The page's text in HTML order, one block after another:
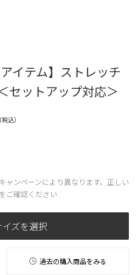
イテム】ストレッチ
セットアップ対応＞
（税込）
ンペーンにより異なります。正しい
ご確認ください
ズを選択
過去の購入商品をみる